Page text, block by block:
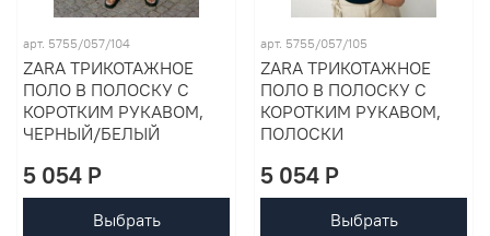
арт. 5755/057/104
ZARA ТРИКОТАЖНОЕ
ПОЛО В ПОЛОСКУ С
КОРОТКИМ РУКАВОМ,
ЧЕРНЫЙ/БЕЛЫЙ
5 054 P
Выбрать
арт. 5755/057/105
ZARA ТРИКОТАЖНОЕ
ПОЛО В ПОЛОСКУ С
КОРОТКИМ РУКАВОМ,
ПОЛОСКИ
5 054 P
Выбрать